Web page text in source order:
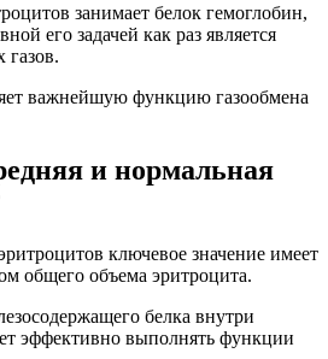
занимает белок гемоглобин,
его задачей как раз является
газов.
важнейшую функцию газообмена
и нормальная
ключевое значение имеет
общего объема эритроцита.
белка внутри
эффективно выполнять функции